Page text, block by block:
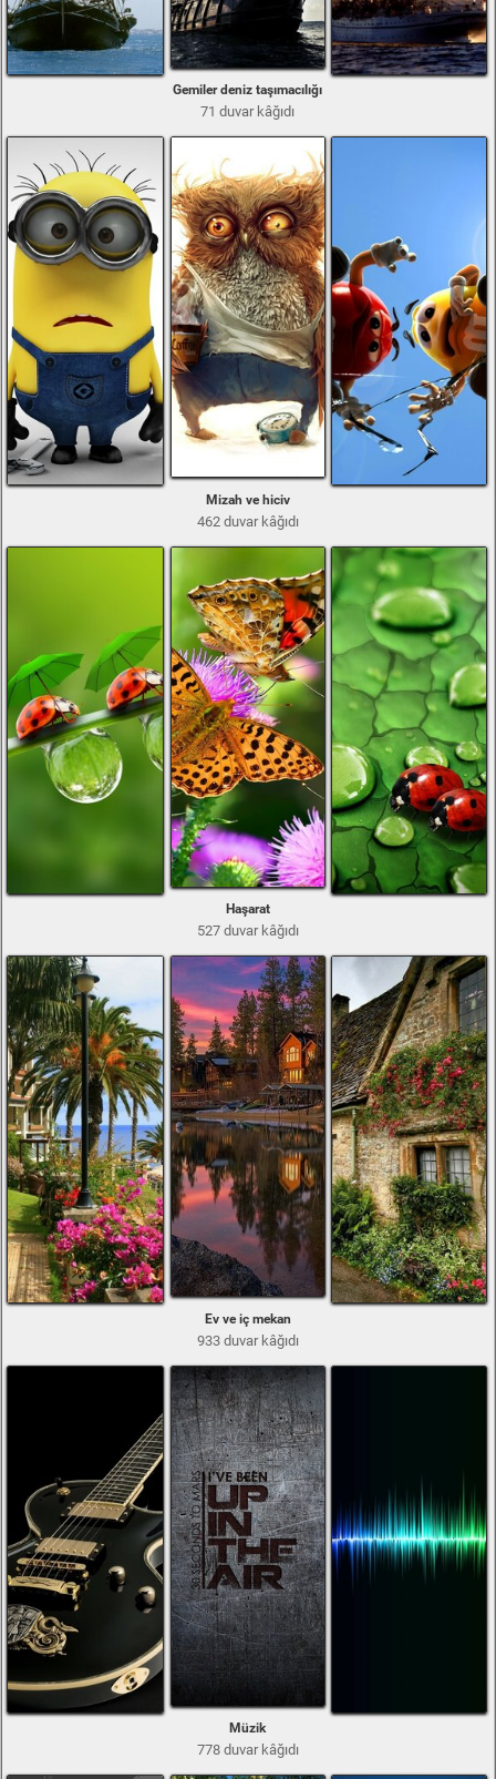
Gemiler deniz taşımacılığı
71 duvar kâğıdı
Mizah ve hiciv
462 duvar kâğıdı
Haşarat
527 duvar kâğıdı
Ev ve iç mekan
933 duvar kâğıdı
Müzik
778 duvar kâğıdı